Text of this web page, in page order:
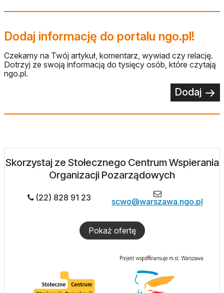
Dodaj informację do portalu ngo.pl!
Czekamy na Twój artykuł, komentarz, wywiad czy relację.
Dotrzyj ze swoją informacją do tysięcy osób, które czytają
ngo.pl.
Dodaj
Skorzystaj ze Stołecznego Centrum Wspierania
Organizacji Pozarządowych
(22) 828 91 23 scwo@warszawa.ngo.pl
Pokaż ofertę